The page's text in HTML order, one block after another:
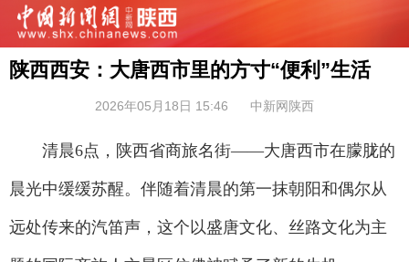
陕西西安：大唐西市里的方寸“便利”生活
2026年05月18日 15:46 中新网陕西
清晨6点，陕西省商旅名街——大唐西市在朦胧的
晨光中缓缓苏醒。伴随着清晨的第一抹朝阳和偶尔从
远处传来的汽笛声，这个以盛唐文化、丝路文化为主